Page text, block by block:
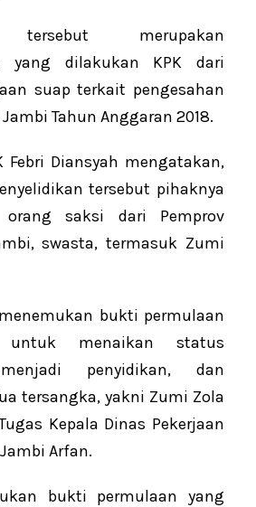
tersebut merupakan
yang dilakukan KPK dari
suap terkait pengesahan
Jambi Tahun Anggaran 2018.
Febri Diansyah mengatakan,
tersebut pihaknya
orang saksi dari Pemprov
swasta, termasuk Zumi
bukti permulaan
menaikan status
penyidikan, dan
tersangka, yakni Zumi Zola
Kepala Dinas Pekerjaan
Arfan.
bukti permulaan yang